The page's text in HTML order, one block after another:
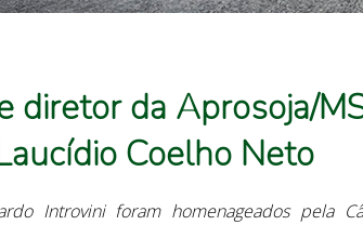
diretor da Aprosoja/
Coelho Neto
Introvini foram homenageados pela